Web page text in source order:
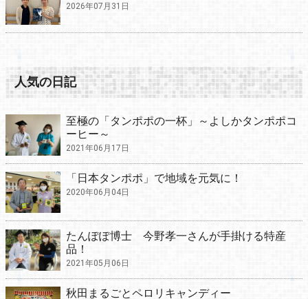
2026年07月31日
人気の日記
至極の「タンポポの一杯」～よしかタンポポコ
ーヒー～
2021年06月17日
「日本タンポポ」で地域を元気に！
2020年06月04日
たんぽぽ博士 今野孝一さんが手掛ける特産
品！
2021年05月06日
秋田まるごとペロリキャンディー